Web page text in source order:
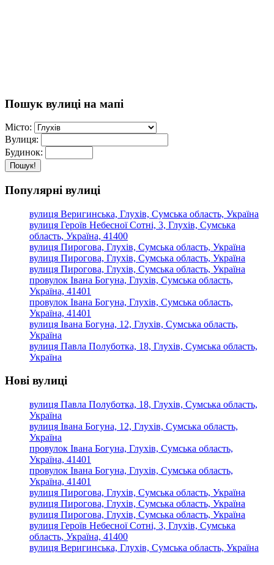
Пошук вулиці на мапі
Місто:
Вулиця:
Будинок:
Пошук!
Популярні вулиці
вулиця Веригинська, Глухів, Сумська область, Україна
вулиця Героїв Небесної Сотні, 3, Глухів, Сумська
область, Україна, 41400
вулиця Пирогова, Глухів, Сумська область, Україна
вулиця Пирогова, Глухів, Сумська область, Україна
вулиця Пирогова, Глухів, Сумська область, Україна
провулок Івана Богуна, Глухів, Сумська область,
Україна, 41401
провулок Івана Богуна, Глухів, Сумська область,
Україна, 41401
вулиця Івана Богуна, 12, Глухів, Сумська область,
Україна
вулиця Павла Полуботка, 18, Глухів, Сумська область,
Україна
Нові вулиці
вулиця Павла Полуботка, 18, Глухів, Сумська область,
Україна
вулиця Івана Богуна, 12, Глухів, Сумська область,
Україна
провулок Івана Богуна, Глухів, Сумська область,
Україна, 41401
провулок Івана Богуна, Глухів, Сумська область,
Україна, 41401
вулиця Пирогова, Глухів, Сумська область, Україна
вулиця Пирогова, Глухів, Сумська область, Україна
вулиця Пирогова, Глухів, Сумська область, Україна
вулиця Героїв Небесної Сотні, 3, Глухів, Сумська
область, Україна, 41400
вулиця Веригинська, Глухів, Сумська область, Україна